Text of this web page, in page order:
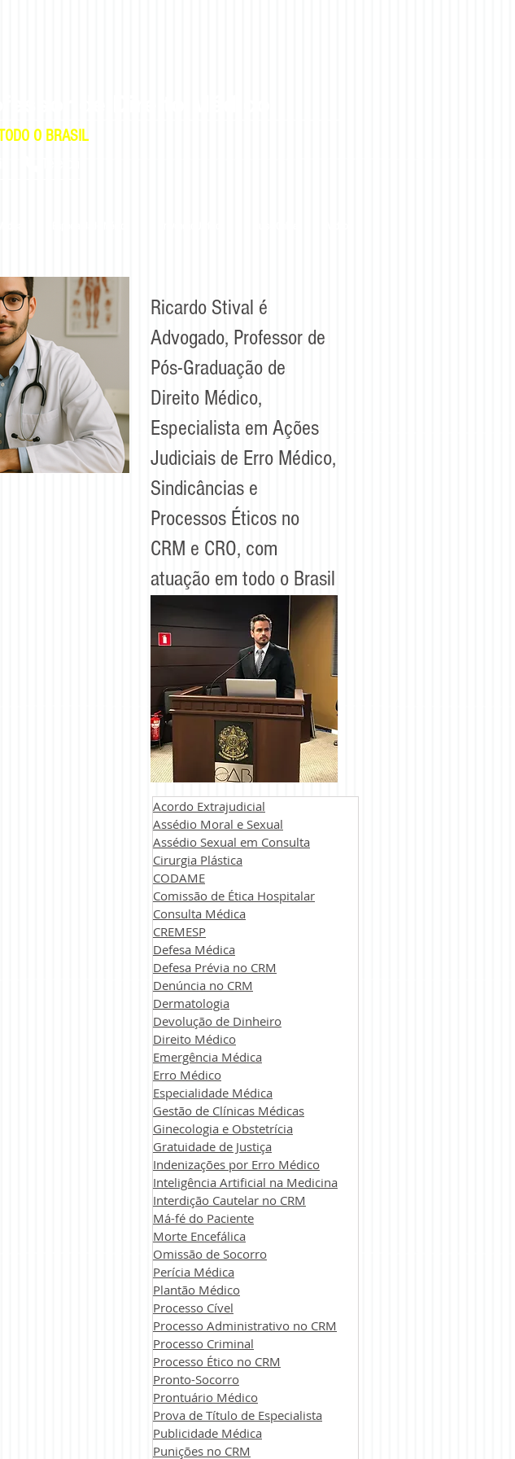
O BRASIL
Ricardo Stival é
Advogado, Professor de
Pós-Graduação de
Direito Médico,
Especialista em Ações
Judiciais de Erro Médico,
Sindicâncias e
Processos Éticos no
CRM e CRO, com
atuação em todo o Brasil
Acordo Extrajudicial
Assédio Moral e Sexual
Assédio Sexual em Consulta
Cirurgia Plástica
CODAME
Comissão de Ética Hospitalar
Consulta Médica
CREMESP
Defesa Médica
Defesa Prévia no CRM
Denúncia no CRM
Dermatologia
Devolução de Dinheiro
Direito Médico
Emergência Médica
Erro Médico
Especialidade Médica
Gestão de Clínicas Médicas
Ginecologia e Obstetrícia
Gratuidade de Justiça
Indenizações por Erro Médico
Inteligência Artificial na Medicina
Interdição Cautelar no CRM
Má-fé do Paciente
Morte Encefálica
Omissão de Socorro
Perícia Médica
Plantão Médico
Processo Cível
Processo Administrativo no CRM
Processo Criminal
Processo Ético no CRM
Pronto-Socorro
Prontuário Médico
Prova de Título de Especialista
Publicidade Médica
Punições no CRM